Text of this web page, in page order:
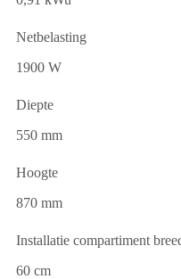
Netbelasting
1900 W
Diepte
550 mm
Hoogte
870 mm
Installatie compartiment
60 cm